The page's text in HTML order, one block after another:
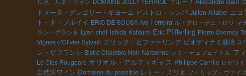
ドメーヌ・グレゴリー・ギヨーム ビストロ・シンバ Julien Altaber ニコ
ト・ド・ブルイイ ERIC DE SOUSA Ivo Ferreira ル・グロ・デュ・ロワ マ
ラン・グラン８ Lyon chef Ishida Katsumi Eric Pfifferling Pierre Overnoy
Vignes d'Olivier Sylvain エリック・ピファーリング ビオディナミ栽培 ス
レ・ザフランシ Bistro Chambre Noir Narbonne レミ・デュフェイトル フ
Le Clos Rougeard オリオル・アルティギャス Philippe Carrille ロゼワ
自然派ワイン Domaine du possible レミー・スリエ フィリップ・ヴァイス